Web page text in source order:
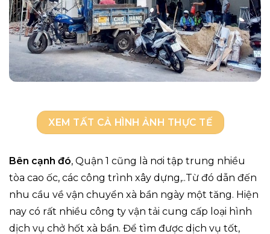
XEM TẤT CẢ HÌNH ẢNH THỰC TẾ
Bên cạnh đó, Quận 1 cũng là nơi tập trung nhiều
tòa cao ốc, các công trình xây dựng,..Từ đó dẫn đến
nhu cầu về vận chuyển xà bần ngày một tăng. Hiện
nay có rất nhiều công ty vận tải cung cấp loại hình
dịch vụ chở hốt xà bần. Để tìm được dịch vụ tốt,